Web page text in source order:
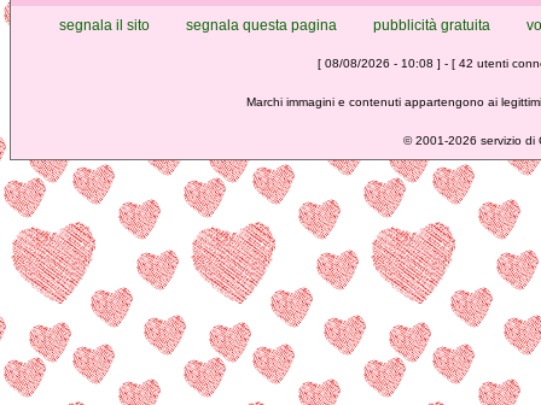
segnala il sito segnala questa pagina pubblicità gratuita
[ 08/08/2026 - 10:08 ] - [ 42 utenti
Marchi immagini e contenuti appartengono ai
©2001-2026 servizio di